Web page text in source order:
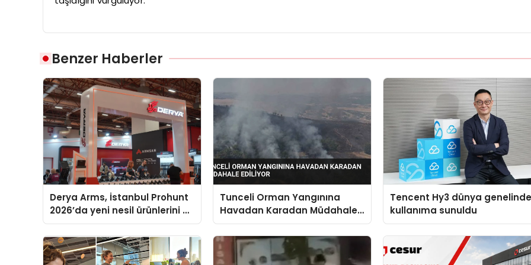
Benzer Haberler
Derya Arms, İstanbul Prohunt
2026’da yeni nesil ürünlerini ve
global marka vizyonunu
sergiledi
Tunceli Orman Yangınına
Havadan Karadan Müdahale
Ediliyor
Tencent Hy3 dünya
kullanıma sunuldu